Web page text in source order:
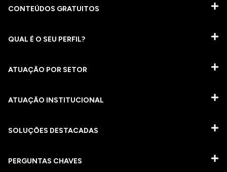
CONTEÚDOS GRATUITOS
QUAL É O SEU PERFIL?
ATUAÇÃO POR SETOR
ATUAÇÃO INSTITUCIONAL
SOLUÇÕES DESTACADAS
PERGUNTAS CHAVES​